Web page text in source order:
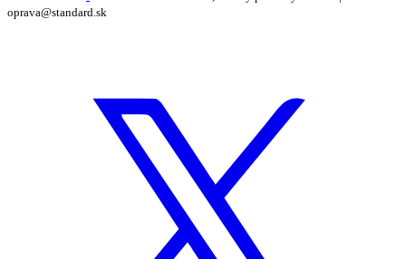
oprava@standard.sk